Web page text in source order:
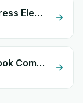
Whatsapp API + Wordpress Elementor
Whatsapp API + Facebook Comments